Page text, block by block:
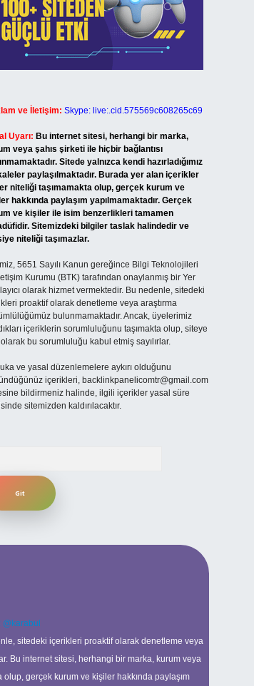
ve İletişim: Skype: live:.cid.575569c608265c69
Uyarı: Bu internet sitesi, herhangi bir marka,
veya şahıs şirketi ile hiçbir bağlantısı
Sitede yalnızca kendi hazırladığımız
paylaşılmaktadır. Burada yer alan içerikler
niteliği taşımamakta olup, gerçek kurum ve
hakkında paylaşım yapılmamaktadır. Gerçek
ve kişiler ile isim benzerlikleri tamamen
Sitemizdeki bilgiler taslak halindedir ve
niteliği taşımazlar.
5651 Sayılı Kanun gereğince Bilgi Teknolojileri
Kurumu (BTK) tarafından onaylanmış bir Yer
olarak hizmet vermektedir. Bu nedenle, sitedeki
proaktif olarak denetleme veya araştırma
bulunmamaktadır. Ancak, üyelerimiz
içeriklerin sorumluluğunu taşımakta olup, siteye
bu sorumluluğu kabul etmiş sayılırlar.
ve yasal düzenlemelere aykırı olduğunu
içerikleri, backlinkpanelicomtr@gmail.com
bildirmeniz halinde, ilgili içerikler yasal süre
sitemizden kaldırılacaktır.
sitedeki içerikleri proaktif olarak denetleme veya
Bu internet sitesi, herhangi bir marka, kurum veya
olup, gerçek kurum ve kişiler hakkında paylaşım